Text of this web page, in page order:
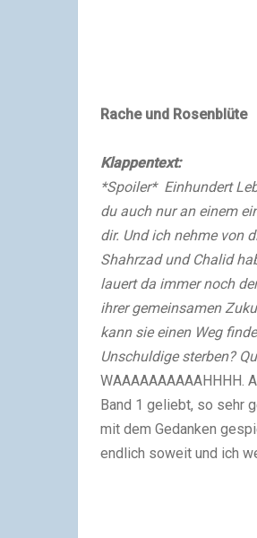
Rache und Rosenblüte
Klappentext:
*Spoiler* Einhundert
du auch nur an einem
dir. Und ich nehme von
Shahrzad und Chalid
lauert da immer noch
ihrer gemeinsamen
kann sie einen Weg
Unschuldige sterben?
WAAAAAAAAAAHHHH.
Band 1 geliebt, so sehr
mit dem Gedanken
endlich soweit und ich